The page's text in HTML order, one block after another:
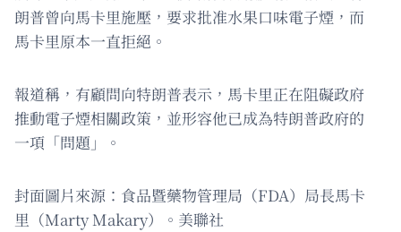
朗普曾向馬卡里施壓，要求批准水果口味電子煙，而
馬卡里原本一直拒絕。
報道稱，有顧問向特朗普表示，馬卡里正在阻礙政府
推動電子煙相關政策，並形容他已成為特朗普政府的
一項「問題」。
封面圖片來源：食品暨藥物管理局（FDA）局長馬卡
里（Marty Makary）。美聯社